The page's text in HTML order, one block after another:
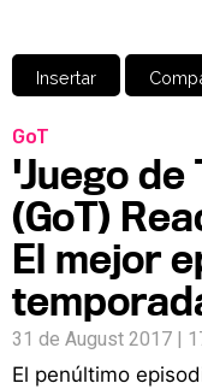
Insertar
GoT
'Juego de
(GoT)
El mejor
31 de August 2017 |
El penúltimo